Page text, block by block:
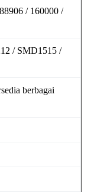
/ 160000 /
/ SMD1515 /
berbagai